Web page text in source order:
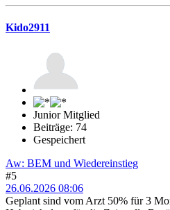
Kido2911
Junior Mitglied
Beiträge: 74
Gespeichert
Aw: BEM und Wiedereinstieg
#5
26.06.2026 08:06
Geplant sind vom Arzt 50% für 3